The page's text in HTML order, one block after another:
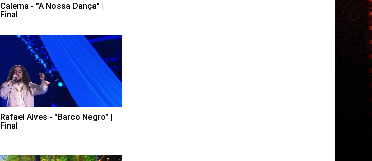
Calema - "A Nossa Dança" |
Final
Rafael Alves - "Barco Negro" |
Final